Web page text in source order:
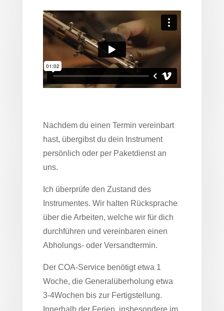
Nachdem du einen Termin vereinbart
hast, übergibst du dein Instrument
persönlich oder per Paketdienst an
uns.
Ich überprüfe den Zustand des
Instrumentes. Wir halten Rücksprache
über die Arbeiten, welche wir für dich
durchführen und vereinbaren einen
Abholungs- oder Versandtermin.
Der COA-Service benötigt etwa 1
Woche, die Generalüberholung etwa
3-4Wochen bis zur Fertigstellung.
Innerhalb der Ferien, insbesondere im